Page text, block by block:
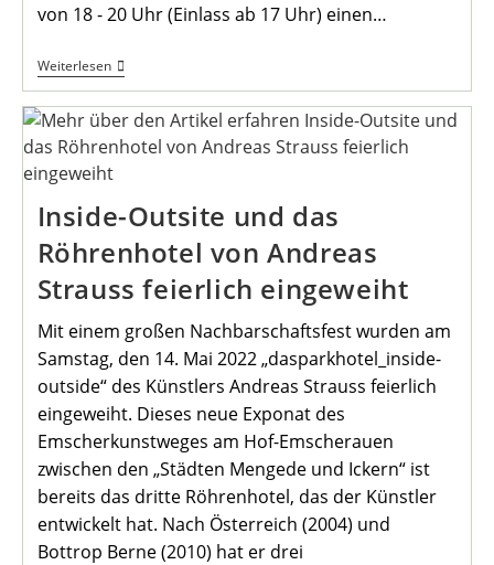
von 18 - 20 Uhr (Einlass ab 17 Uhr) einen…
WeiterlesenZum
Tag
Der
Nachbarschaft:
Quizfreunde
Aufgepasst….
Inside-Outsite und das
Röhrenhotel von Andreas
Strauss feierlich eingeweiht
Mit einem großen Nachbarschaftsfest wurden am
Samstag, den 14. Mai 2022 „dasparkhotel_inside-
outside“ des Künstlers Andreas Strauss feierlich
eingeweiht. Dieses neue Exponat des
Emscherkunstweges am Hof-Emscherauen
zwischen den „Städten Mengede und Ickern“ ist
bereits das dritte Röhrenhotel, das der Künstler
entwickelt hat. Nach Österreich (2004) und
Bottrop Berne (2010) hat er drei